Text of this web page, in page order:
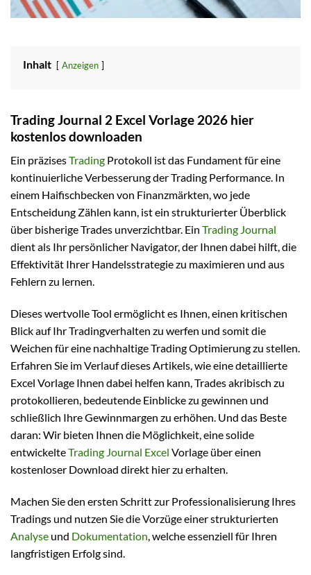
Inhalt Anzeigen
Trading Journal 2 Excel Vorlage 2026 hier
kostenlos downloaden
Ein präzisesTrading Protokoll ist das Fundament für eine
kontinuierliche Verbesserung der Trading Performance. In
einem Haifischbecken von Finanzmärkten, wo jede
Entscheidung Zählen kann, ist ein strukturierter Überblick
über bisherige Trades unverzichtbar. Ein Trading Journal
dient als Ihr persönlicher Navigator, der Ihnen dabei hilft, die
Effektivität Ihrer Handelsstrategie zu maximieren und aus
Fehlern zu lernen.
Dieses wertvolle Tool ermöglicht es Ihnen, einen kritischen
Blick auf Ihr Tradingverhalten zu werfen und somit die
Weichen für eine nachhaltige Trading Optimierung zu stellen.
Erfahren Sie im Verlauf dieses Artikels, wie eine detaillierte
Excel Vorlage Ihnen dabei helfen kann, Trades akribisch zu
protokollieren, bedeutende Einblicke zu gewinnen und
schließlich Ihre Gewinnmargen zu erhöhen. Und das Beste
daran: Wir bieten Ihnen die Möglichkeit, eine solide
entwickelteTrading Journal Excel Vorlage über einen
kostenloser Download direkt hier zu erhalten.
Machen Sie den ersten Schritt zur Professionalisierung Ihres
Tradings und nutzen Sie die Vorzüge einer strukturierten
Analyse und Dokumentation , welche essenziell für Ihren
langfristigen Erfolg sind.